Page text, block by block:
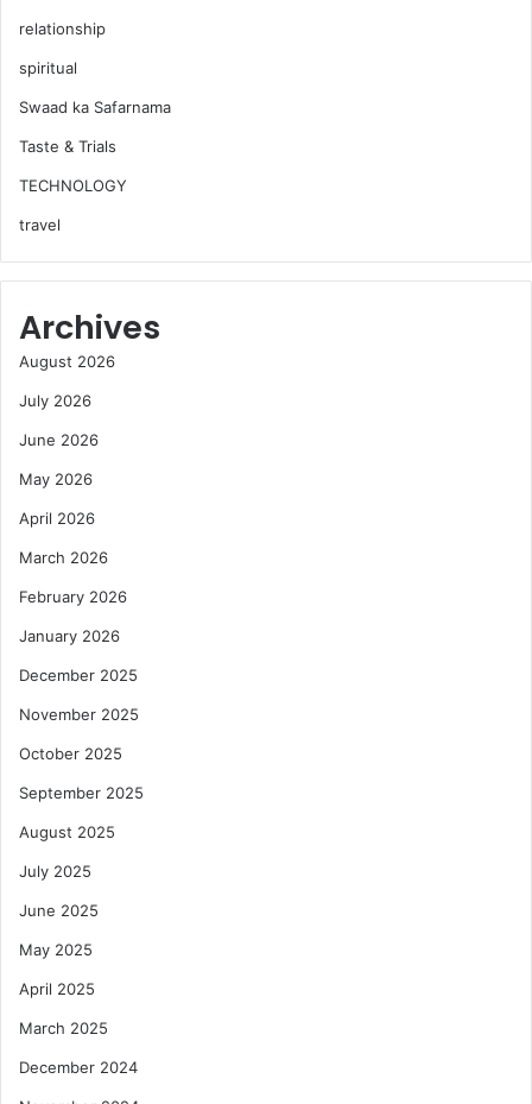
relationship
spiritual
Swaad ka Safarnama
Taste & Trials
TECHNOLOGY
travel
Archives
August 2026
July 2026
June 2026
May 2026
April 2026
March 2026
February 2026
January 2026
December 2025
November 2025
October 2025
September 2025
August 2025
July 2025
June 2025
May 2025
April 2025
March 2025
December 2024